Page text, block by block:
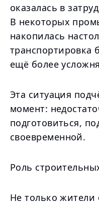
оказалась в
В некоторых
накопилась
транспортировка
ещё более
Эта ситуация
момент:
подготовиться,
своевременной.
Роль
Не только жители